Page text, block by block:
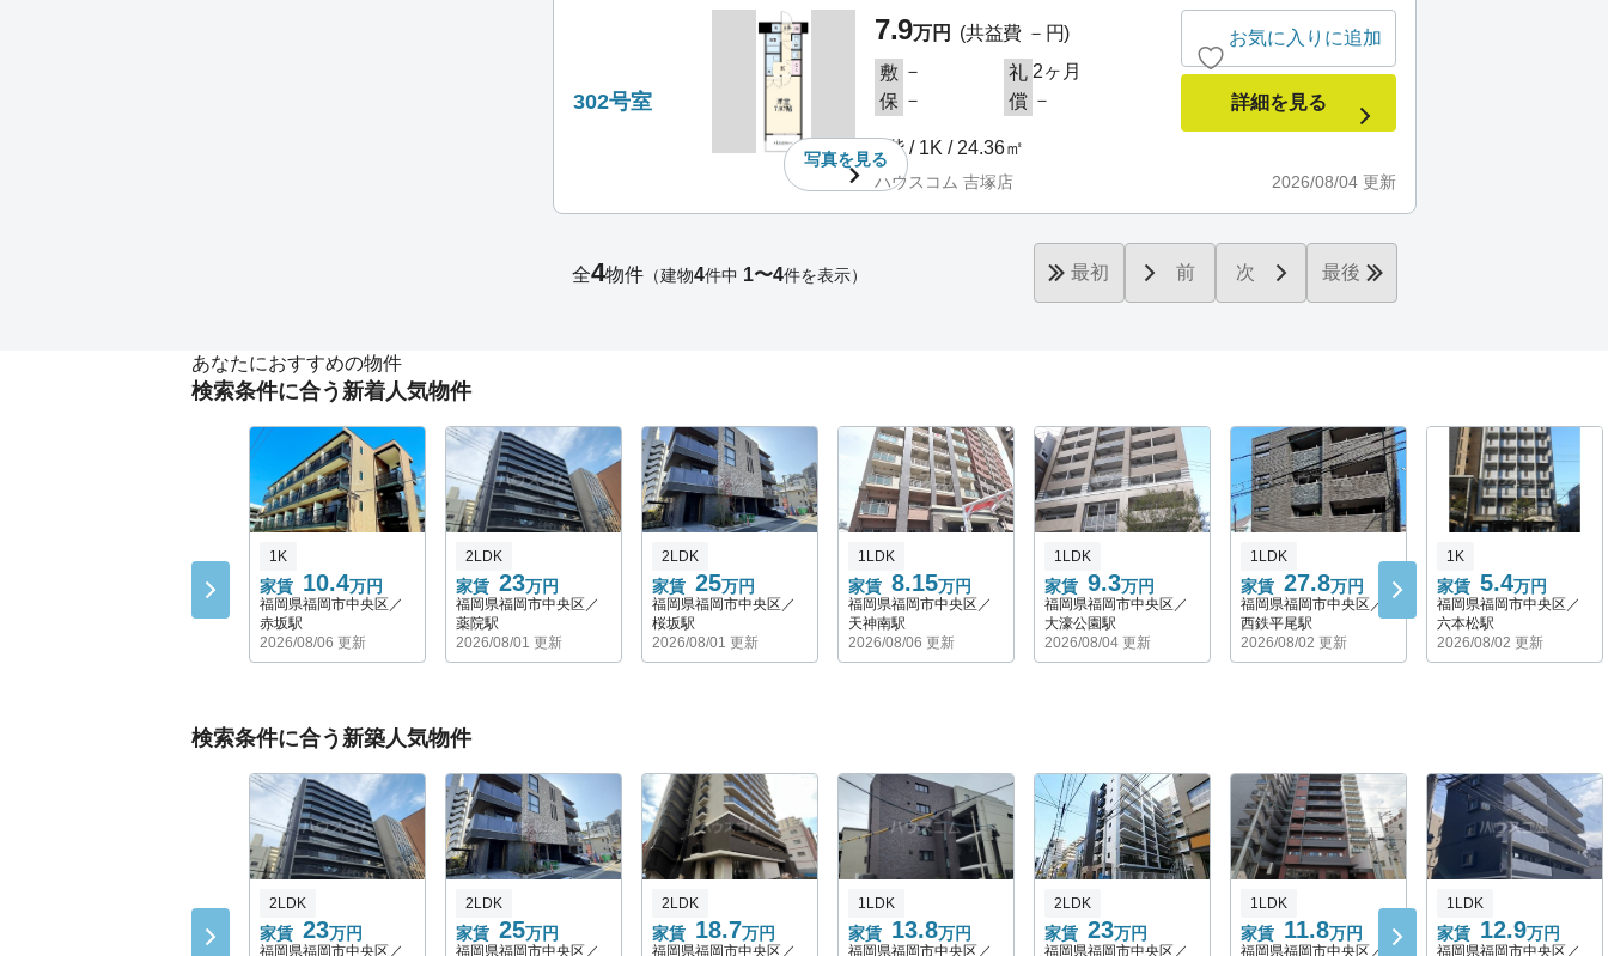
302号室
写真を見る
7.9万円
(共益費 －円)
敷 － 礼 2ヶ月
保 － 償 －
3階 / 1K / 24.36㎡
2026/08/04 更新
ハウスコム 吉塚店
お気に入りに追加
詳細を見る
全4物件 （建物4件中 1〜4件を表示） 最初 前 次 最後
あなたにおすすめの物件
検索条件に合う新着人気物件
1K
家賃 10.4万円
福岡県福岡市中央区／
赤坂駅
2026/08/06 更新
2LDK
家賃 23万円
福岡県福岡市中央区／
薬院駅
2026/08/01 更新
2LDK
家賃 25万円
福岡県福岡市中央区／
桜坂駅
2026/08/01 更新
1LDK
家賃 8.15万円
福岡県福岡市中央区／
天神南駅
2026/08/06 更新
1LDK
家賃 9.3万円
福岡県福岡市中央区／
大濠公園駅
2026/08/04 更新
1LDK
家賃 27.8万円
福岡県福岡市中央区／
西鉄平尾駅
2026/08/02 更新
1K
家賃 5.4万円
福岡県福岡市中央区／
六本松駅
2026/08/02 更新
検索条件に合う新築人気物件
2LDK
家賃 23万円
福岡県福岡市中央区／
2LDK
家賃 25万円
福岡県福岡市中央区／
2LDK
家賃 18.7万円
福岡県福岡市中央区／
1LDK
家賃 13.8万円
福岡県福岡市中央区／
2LDK
家賃 23万円
福岡県福岡市中央区／
1LDK
家賃 11.8万円
福岡県福岡市中央区／
1LDK
家賃 12.9万円
福岡県福岡市中央区／